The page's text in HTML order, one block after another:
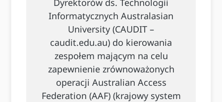
Dyrektorów ds. Technologii
Informatycznych Australasian
University (CAUDIT –
caudit.edu.au) do kierowania
zespołem mającym na celu
zapewnienie zrównoważonych
operacji Australian Access
Federation (AAF) (krajowy system